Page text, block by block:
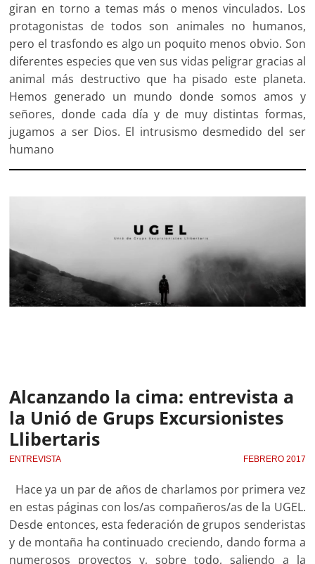
giran en torno a temas más o menos vinculados. Los
protagonistas de todos son animales no humanos,
pero el trasfondo es algo un poquito menos obvio. Son
diferentes especies que ven sus vidas peligrar gracias al
animal más destructivo que ha pisado este planeta.
Hemos generado un mundo donde somos amos y
señores, donde cada día y de muy distintas formas,
jugamos a ser Dios. El intrusismo desmedido del ser
humano
Alcanzando la cima: entrevista a
la Unió de Grups Excursionistes
Llibertaris
ENTREVISTA FEBRERO 2017
Hace ya un par de años de charlamos por primera vez
en estas páginas con los/as compañeros/as de la UGEL.
Desde entonces, esta federación de grupos senderistas
y de montaña ha continuado creciendo, dando forma a
numerosos proyectos y, sobre todo, saliendo a la